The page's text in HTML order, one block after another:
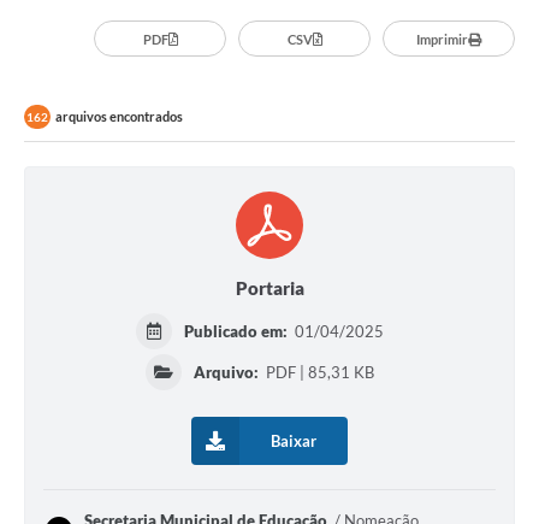
PDF CSV Imprimir
162 arquivos encontrados
Portaria
Publicado em: 01/04/2025
Arquivo: PDF | 85,31 KB
Baixar